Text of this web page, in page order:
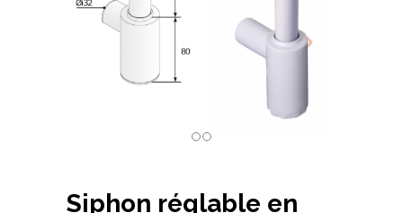
Siphon réglable en